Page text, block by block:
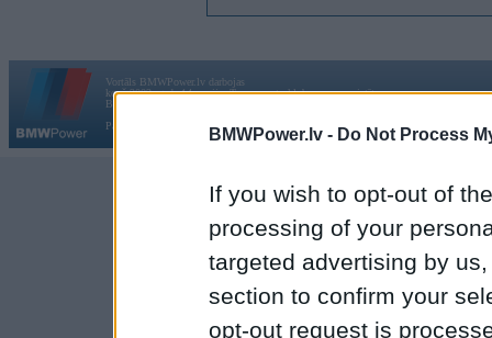
BMWPower.lv - Do Not Process
If you wish to opt-out of
processing of your
targeted advertising by
section to confirm your
opt-out request is
Vortāls BMWPower.lv darbojas
kopš 2002. gada 14. maija. Tas nav auto klubs un nav saistīts ar
BMW AG.
Par BMWPower
Kontakti|Reklāma